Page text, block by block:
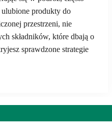
ulubione produkty do
przestrzeni, nie
składników, które dbają o
sprawdzone strategie